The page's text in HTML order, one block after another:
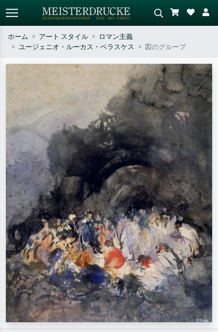
作家名・作品名・スタイルで検索
– 例：モネ、星月夜、印象派、北
斎の波、ヌード。
シーンを説明してください – 例：
緑の草原、赤の多い抽象画、暗い
油絵、木のそばの立ち姿のヌー
ド。
ホーム アート スタイル
ロマン主義
ユージェニオ・ルーカス・ベラスケス
図のグループ